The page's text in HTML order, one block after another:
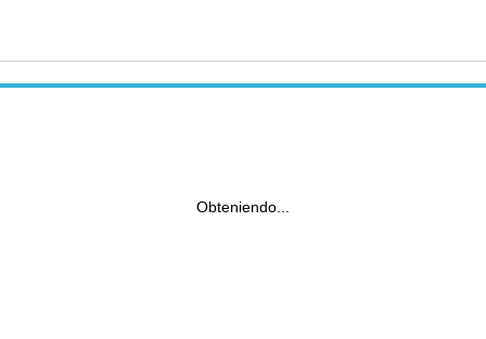
Obteniendo...